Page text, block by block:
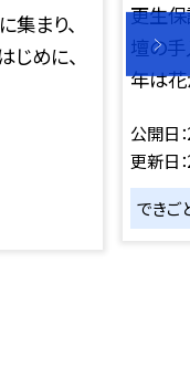
まり、
じめに、
更生保
壇の手
年は
公開日
更新日
できご